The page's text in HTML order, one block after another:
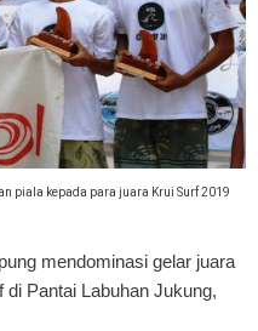
piala kepada para juara Krui Surf 2019
mendominasi gelar juara
Pantai Labuhan Jukung,